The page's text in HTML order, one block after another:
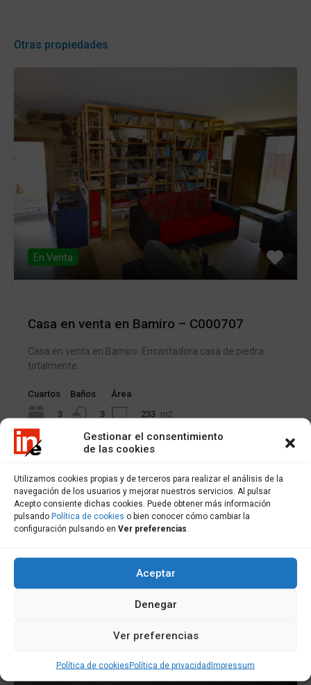
Gestionar el consentimiento
de las cookies
Utilizamos cookies propias y de terceros para realizar el análisis de la
navegación de los usuarios y mejorar nuestros servicios. Al pulsar
Acepto consiente dichas cookies. Puede obtener más información
pulsando Política de cookies o bien conocer cómo cambiar la
configuración pulsando en Ver preferencias
Aceptar
Denegar
Ver preferencias
Política de cookiesPolítica de privacidadImpressum
Otras propiedades
En Venta
Casa en venta en Bamiro – C000707
Casa en venta en Bamiro. Encantadora casa de piedra
totalmente…
Cuartos
3
Baños
3
Área
233 m2
Venta